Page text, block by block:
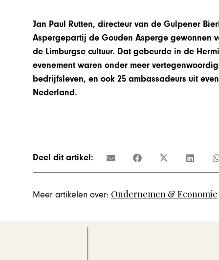
Jan Paul Rutten, directeur van de Gulpener
Aspergepartij de Gouden Asperge gewonnen
de Limburgse cultuur. Dat gebeurde in de
evenement waren onder meer
bedrijfsleven, en ook 25 ambassadeurs uit
Nederland.
Deel dit artikel:
Meer artikelen over: Ondernemen & Economie